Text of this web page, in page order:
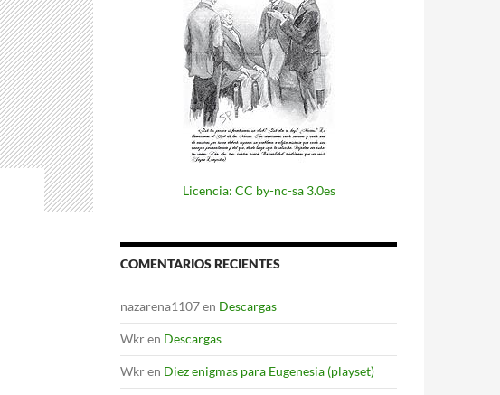
Licencia: CC by-nc-sa 3.0es
COMENTARIOS RECIENTES
nazarena1107en Descargas
Wkren Descargas
Wkren Diez enigmas para Eugenesia (playset)